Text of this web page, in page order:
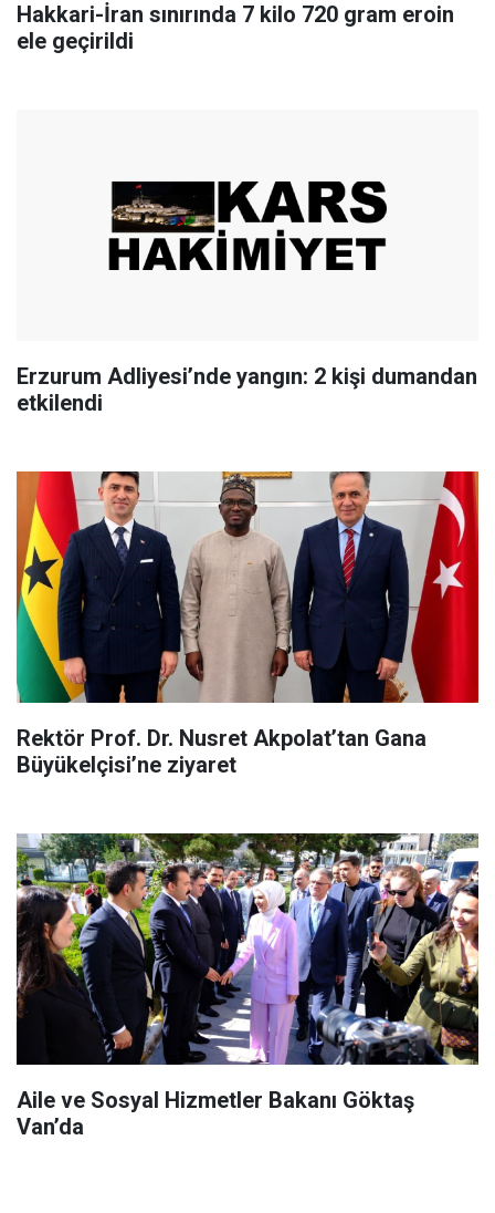
Hakkari-İran sınırında 7 kilo 720 gram eroin
ele geçirildi
Erzurum Adliyesi’nde yangın: 2 kişi dumandan
etkilendi
Rektör Prof. Dr. Nusret Akpolat’tan Gana
Büyükelçisi’ne ziyaret
Aile ve Sosyal Hizmetler Bakanı Göktaş
Van’da